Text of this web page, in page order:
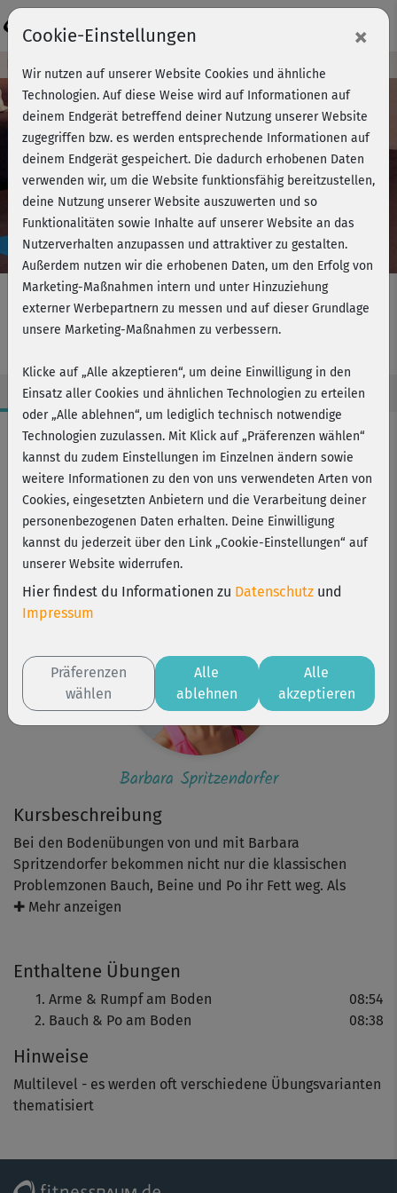
Play
Video
Kursvorschau - Jetzt mitmachen!
Barbaras BBP - Matworks
Kursbeschreibung
Bei den Bodenübungen von und mit Barbara
Spritzendorfer bekommen nicht nur die klassischen
Problemzonen Bauch, Beine und Po ihr Fett weg. Als
besonderes Plus integriert die sympathische
Los geht’s auf Wunsch mit einem dynamischen Warm-up,
das deinen Kreislauf ankurbelt und die Muskulatur
hebst und senkst zunächst dein ausgestrecktes rechtes
Bein (toll für den Po, aber auch für den Rumpf und
unteren Rücken). Als Gegenbewegung machst du die
dabei sind langsam ausgeführte Liegestütze, die du auf
den Knien ausführst, sowie Planks.
✚ Mehr anzeigen
Enthaltene Übungen
Arme & Rumpf am Boden
08:54
Bauch & Po am Boden
08:38
Hinweise
Multilevel - es werden oft verschiedene Übungsvarianten
thematisiert
Workout-Facts
leicht
18 Min
87 kcal
Barbara Spritzendorfer
Barbara Spritzendorfer
Cookie-Einstellungen ×
Wir nutzen auf unserer Website Cookies und ähnliche
Technologien. Auf diese Weise wird auf Informationen auf
deinem Endgerät betreffend deiner Nutzung unserer Website
zugegriffen bzw. es werden entsprechende Informationen auf
deinem Endgerät gespeichert. Die dadurch erhobenen Daten
verwenden wir, um die Website funktionsfähig bereitzustellen,
deine Nutzung unserer Website auszuwerten und so
Funktionalitäten sowie Inhalte auf unserer Website an das
Nutzerverhalten anzupassen und attraktiver zu gestalten.
Außerdem nutzen wir die erhobenen Daten, um den Erfolg von
Marketing-Maßnahmen intern und unter Hinzuziehung
externer Werbepartnern zu messen und auf dieser Grundlage
unsere Marketing-Maßnahmen zu verbessern.
Klicke auf „Alle akzeptieren“, um deine Einwilligung in den
Einsatz aller Cookies und ähnlichen Technologien zu erteilen
oder „Alle ablehnen“, um lediglich technisch notwendige
Technologien zuzulassen. Mit Klick auf „Präferenzen wählen“
kannst du zudem Einstellungen im Einzelnen ändern sowie
weitere Informationen zu den von uns verwendeten Arten von
Cookies, eingesetzten Anbietern und die Verarbeitung deiner
personenbezogenen Daten erhalten. Deine Einwilligung
kannst du jederzeit über den Link „Cookie-Einstellungen“ auf
unserer Website widerrufen.
Hier findest du Informationen zu Datenschutz und
Impressum
Präferenzen
wählen
Alle
ablehnen
Alle
akzeptieren